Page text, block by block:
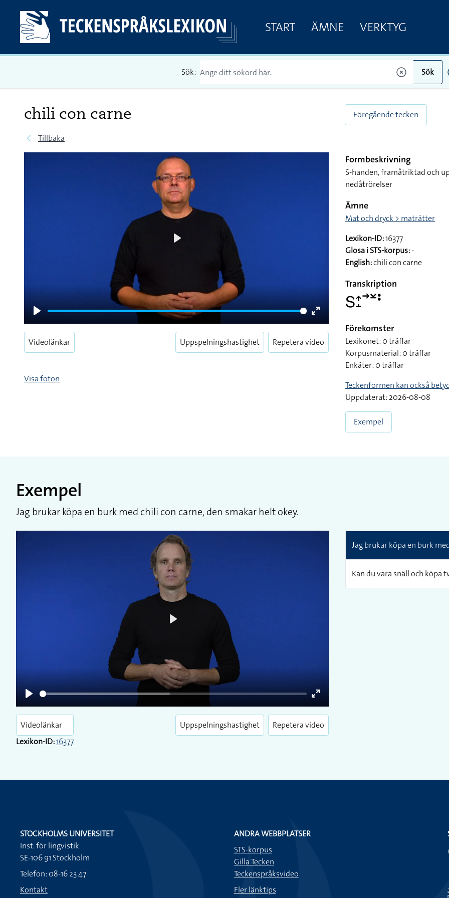
START ÄMNE VERKTYG
Sök: Sök
chili con carne
Tillbaka
Föregående tecken
Play
Enter
fullscreen
Videolänkar Uppspelningshastighet Repetera video
Visa foton
Formbeskrivning
S-handen, framåtriktad och
nedåtrörelser
Ämne
Mat och dryck > maträtter
Lexikon-ID:16377
Glosa i STS-korpus:-
English:chili con carne
Transkription
􌥅􌤴􌤸􌥣􌥸􌥻
Förekomster
Lexikonet: 0 träffar
Korpusmaterial: 0 träffar
Enkäter: 0 träffar
Teckenformen kan också
Uppdaterat: 2026-08-08
Exempel
Exempel
Jag brukar köpa en burk med chili con carne, den smakar helt okey.
Play
Enter
fullscreen
Videolänkar
Lexikon-ID:16377
Uppspelningshastighet Repetera video
Jag brukar köpa en burk
Kan du vara snäll och köpa
STOCKHOLMS UNIVERSITET
Inst. för lingvistik
SE-106 91 Stockholm
Telefon: 08-16 23 47
Kontakt
ANDRA WEBBPLATSER
STS-korpus
Gilla Tecken
Teckenspråksvideo
Fler länktips